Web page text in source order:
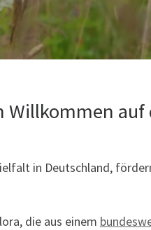
Willkommen auf
in Deutschland,
die aus einem